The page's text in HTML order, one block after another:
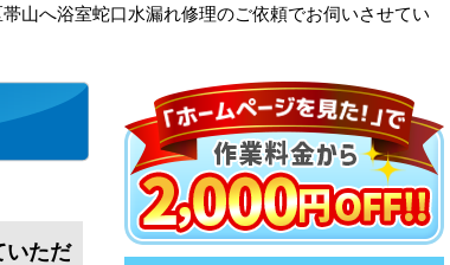
山へ浴室蛇口水漏れ修理のご依頼でお伺いさせてい
いただ